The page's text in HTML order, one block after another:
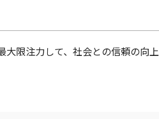
限注力して、社会との信頼の向上